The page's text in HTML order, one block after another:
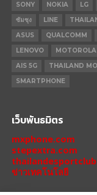
SONY
NOKIA LG
ซัมซุง
LINE
ASUS
QUALCOMM
LENOVO
MOTOROLA
AIS 5G
THAILAND
SMARTPHONE
เว็บพันธมิตร
mxphone.com
stepextra.com
ข่าวเทคโนโลยี